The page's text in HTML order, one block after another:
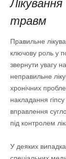
травм
Правильне
ключову роль у
звернути увагу
неправильне
хронічних
накладання
вправлення
під контролем
У деяких